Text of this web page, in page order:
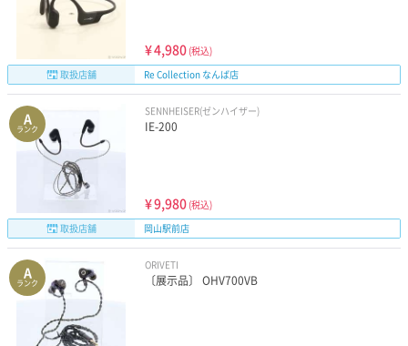
¥4,980 (税込)
取扱店舗
Re Collection なんば店
A
ランク
SENNHEISER(ゼンハイザー)
IE-200
¥9,980 (税込)
取扱店舗
岡山駅前店
A
ランク
ORIVETI
〔展示品〕 OHV700VB